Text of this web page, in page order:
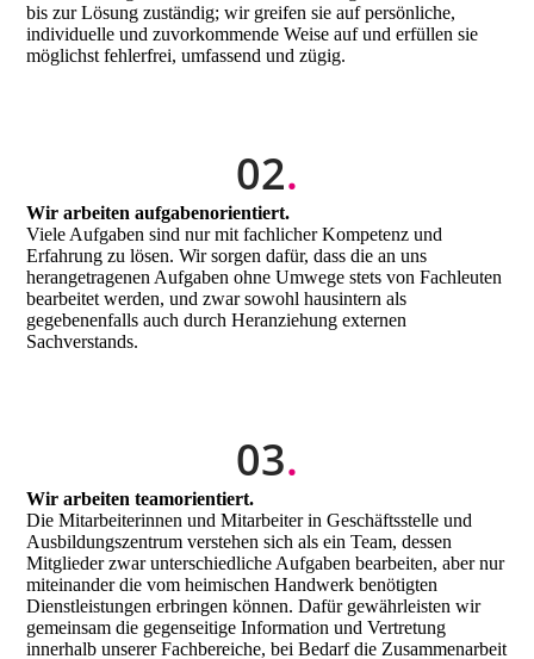
bis zur Lösung zuständig; wir greifen sie auf persönliche,
individuelle und zuvorkommende Weise auf und erfüllen sie
möglichst fehlerfrei, umfassend und zügig.
02.
Wir arbeiten aufgabenorientiert.
Viele Aufgaben sind nur mit fachlicher Kompetenz und
Erfahrung zu lösen. Wir sorgen dafür, dass die an uns
herangetragenen Aufgaben ohne Umwege stets von Fachleuten
bearbeitet werden, und zwar sowohl hausintern als
gegebenenfalls auch durch Heranziehung externen
Sachverstands.
03.
Wir arbeiten teamorientiert.
Die Mitarbeiterinnen und Mitarbeiter in Geschäftsstelle und
Ausbildungszentrum verstehen sich als ein Team, dessen
Mitglieder zwar unterschiedliche Aufgaben bearbeiten, aber nur
miteinander die vom heimischen Handwerk benötigten
Dienstleistungen erbringen können. Dafür gewährleisten wir
gemeinsam die gegenseitige Information und Vertretung
innerhalb unserer Fachbereiche, bei Bedarf die Zusammenarbeit